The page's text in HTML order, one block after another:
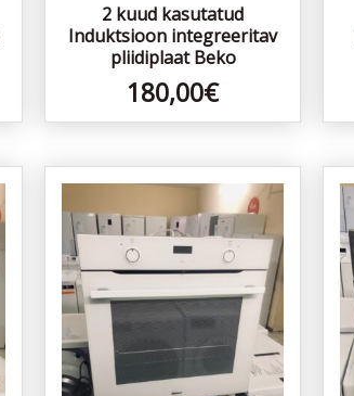
2 kuud kasutatud
Induktsioon integreeritav
pliidiplaat Beko
180,00€